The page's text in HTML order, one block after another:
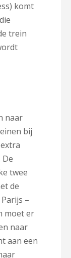
komt
trein
naar
bij
twee
de
–
moet er
naar
aan een